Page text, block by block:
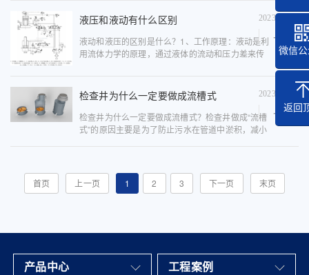
液压和液动有什么区别 2023-09-13
液动和液压的区别是什么？1、工作原理：液动是利
用流体力学的原理，通过液体的流动和压力差来传
作为工作介质，通过外部压力或重力等作用力来实
现动力传输的。液压传动...
检查井为什么一定要做成流槽式 2023-08-09
检查井为什么一定要做成流槽式？检查井做成“流槽
式”的原因主要是为了防止污水在管道中淤积，减小
首页
上一页 1 2 3 下一页 末页
产品中心 工程案例
微信
返回